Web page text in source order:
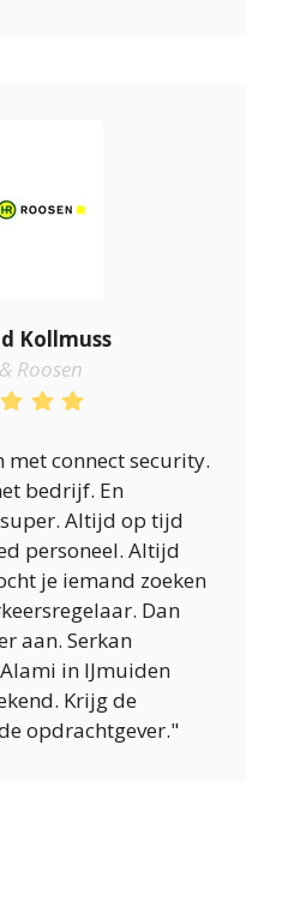
Kollmuss
Roosen
met connect security.
bedrijf. En
Altijd op tijd
personeel. Altijd
je iemand zoeken
Dan
aan. Serkan
in IJmuiden
Krijg de
opdrachtgever."